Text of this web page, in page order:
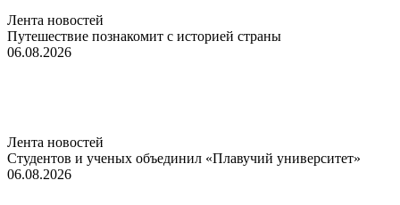
Лента новостей
Путешествие познакомит с историей страны
06.08.2026
Лента новостей
Студентов и ученых объединил «Плавучий университет»
06.08.2026